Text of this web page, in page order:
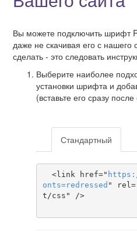
Вы можете подключить шрифт
даже не скачивая его с
сделать - это следовать
Выберите наиболее
установки шрифта и
(вставьте его сразу
Стандартный
  <link href="
https
onts=redressed "
t/css" />